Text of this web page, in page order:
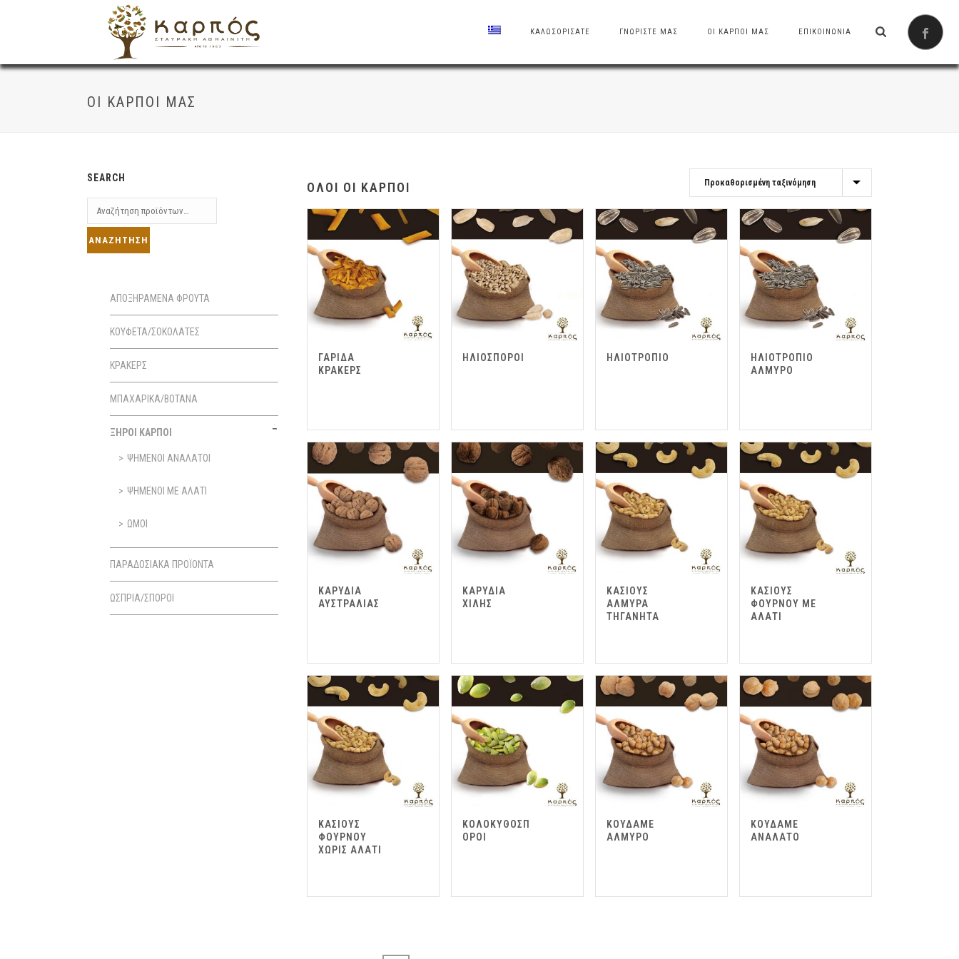
ΚΑΛΩΣΟΡΙΣΑΤΕ ΓΝΩΡΙΣΤΕ ΜΑΣ ΟΙ ΚΑΡΠΟΙ ΜΑΣ ΕΠΙΚΟΙΝΩΝΙΑ
ΟΙ ΚΑΡΠΟΊ ΜΑΣ
ΟΛΟΙ ΟΙ ΚΑΡΠΟΊ
ΓΑΡΙΔΑ
ΚΡΑΚΕΡΣ
ΗΛΙΟΣΠΟΡΟΙ ΗΛΙΟΤΡΟΠΙΟ
ΗΛΙΟΤΡΟΠΙΟ
ΑΛΜΥΡΟ
ΚΑΡΥΔΙΑ
ΑΥΣΤΡΑΛΙΑΣ
ΚΑΡΥΔΙΑ
ΧΙΛΗΣ
ΚΑΣΙΟΥΣ
ΑΛΜΥΡΑ
ΤΗΓΑΝΗΤΑ
ΚΑΣΙΟΥΣ
ΦΟΥΡΝΟΥ ΜΕ
ΑΛΑΤΙ
ΚΑΣΙΟΥΣ
ΦΟΥΡΝΟΥ
ΧΩΡΙΣ ΑΛΑΤΙ
ΚΟΛΟΚΥΘΟΣΠ
ΟΡΟΙ
ΚΟΥΔΑΜΕ
ΑΛΜΥΡΟ
ΚΟΥΔΑΜΕ
ΑΝΑΛΑΤΟ
SEARCH
ΑΠΟΞΗΡΑΜΕΝΑ ΦΡΟΥΤΑ
ΚΟΥΦΕΤΑ/ΣΟΚΟΛΑΤΕΣ
ΚΡΑΚΕΡΣ
ΜΠΑΧΑΡΙΚΑ/ΒΟΤΑΝΑ
ΞΗΡΟΙ ΚΑΡΠΟΙ
ΨΗΜΕΝΟΙ ΑΝΑΛΑΤΟΙ
ΨΗΜΕΝΟΙ ΜΕ ΑΛΑΤΙ
ΩΜΟΙ
ΠΑΡΑΔΟΣΙΑΚΑ ΠΡΟΪΟΝΤΑ
ΩΣΠΡΙΑ/ΣΠΟΡΟΙ